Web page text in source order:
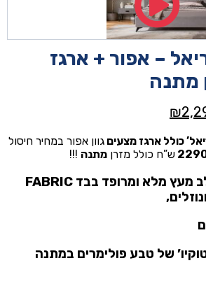
– אפור + ארגז
מתנה
₪
הוא:
₪2,290.00.
כולל ארגז מצעים גוון אפור במחיר חיסול
ש”ח כולל מזרן מתנה !!!
✅ גוף המיטה משולב מעץ מלא ומרופד בבד FABRIC
של טבע פולימרים במתנה